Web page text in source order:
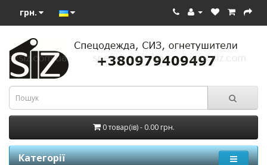
грн.
0 товар(ів) - 0.00 грн.
Категорії